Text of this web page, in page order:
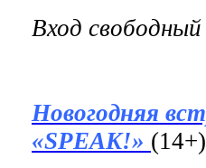
Вход свободный
Новогодняя
«SPEAK!» (14+)